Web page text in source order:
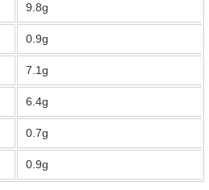
9.8g
0.9g
7.1g
6.4g
0.7g
0.9g